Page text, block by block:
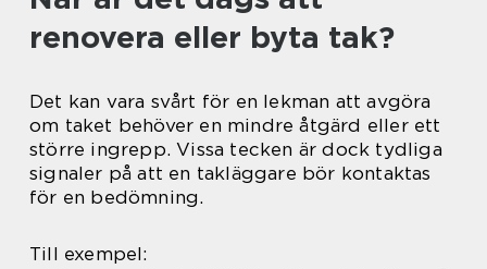
renovera eller byta tak?
Det kan vara svårt för en lekman att avgöra
om taket behöver en mindre åtgärd eller ett
större ingrepp. Vissa tecken är dock tydliga
signaler på att en takläggare bör kontaktas
för en bedömning.
Till exempel: